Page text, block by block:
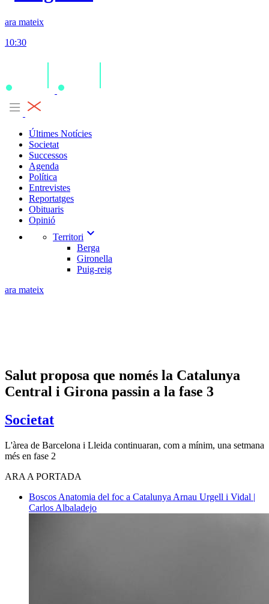
ara mateix
10:30
Últimes Notícies
Societat
Successos
Agenda
Política
Entrevistes
Reportatges
Obituaris
Opinió
Territori expand_more
Berga
Gironella
Puig-reig
ara mateix
Salut proposa que només la Catalunya
Central i Girona passin a la fase 3
Societat
L'àrea de Barcelona i Lleida continuaran, com a mínim, una setmana
més en fase 2
ARA A PORTADA
Boscos Anatomia del foc a Catalunya Arnau Urgell i Vidal |
Carlos Albaladejo